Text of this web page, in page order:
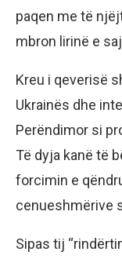
paqen me të
mbron lirinë e
Kreu i qeverisë
Ukrainës dhe
Perëndimor si
Të dyja kanë të
forcimin e
cenueshmërive
Sipas tij